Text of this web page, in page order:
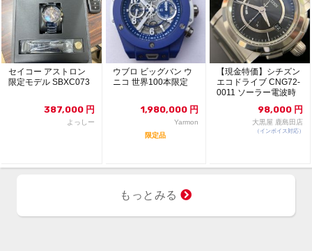
セイコー アストロン
限定モデル SBXC073
387,000 円
よっしー
ウブロ ビッグバン ウ
ニコ 世界100本限定
1,980,000 円
Yarmon
限定品
【現金特価】シチズン
エコドライブ CNG72-
0011 ソーラー電波時
98,000 円
大黒屋 鹿島田店
（インボイス対応）
もっとみる